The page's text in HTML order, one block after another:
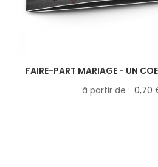
FAIRE-PART MARIAGE - UN
à partir de
0,70